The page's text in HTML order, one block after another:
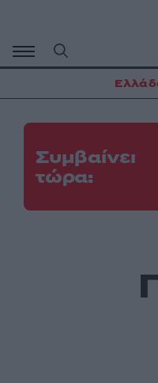
περιεχόμενο
Συμβαίνει
τώρα: